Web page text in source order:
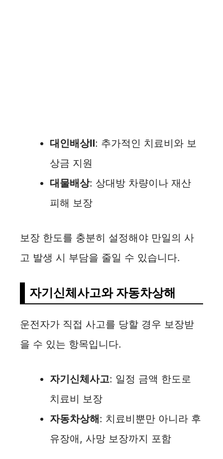
대인배상Ⅱ: 추가적인 치료비와 보
상금 지원
대물배상: 상대방 차량이나 재산
피해 보장
보장 한도를 충분히 설정해야 만일의 사
고 발생 시 부담을 줄일 수 있습니다.
자기신체사고와 자동차상해
운전자가 직접 사고를 당할 경우 보장받
을 수 있는 항목입니다.
자기신체사고: 일정 금액 한도로
치료비 보장
자동차상해: 치료비뿐만 아니라 후
유장애, 사망 보장까지 포함